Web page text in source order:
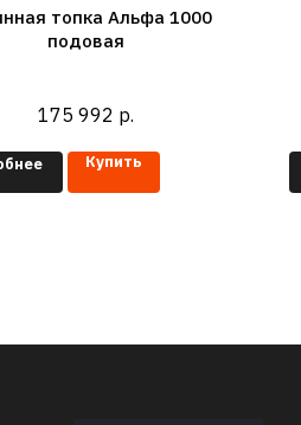
топка Альфа 1000
подовая
175 992 р.
Купить